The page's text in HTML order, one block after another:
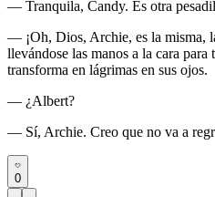
— Tranquila, Candy. Es otra
— ¡Oh, Dios, Archie, es la misma,
llevándose las manos a la cara
transforma en lágrimas en sus ojos.
— ¿Albert?
— Sí, Archie. Creo que no va a
0